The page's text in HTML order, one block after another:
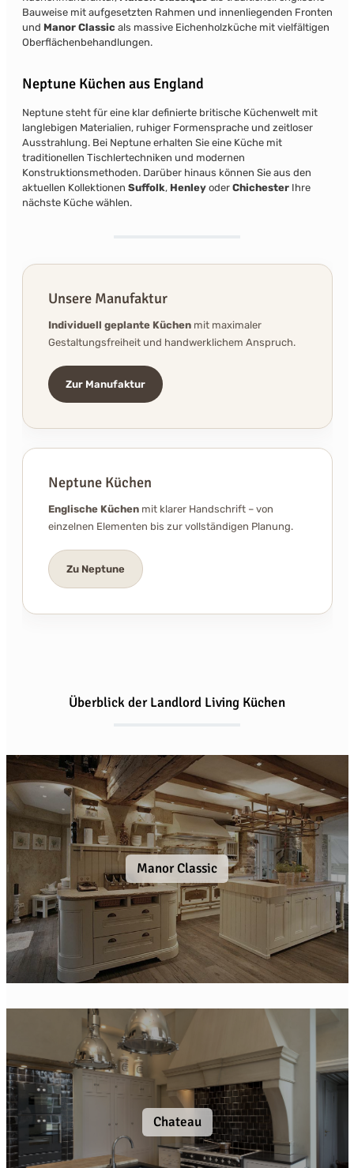
Bauweise mit aufgesetzten Rahmen und innenliegenden Fronten
und Manor Classic als massive Eichenholzküche mit vielfältigen
Oberflächenbehandlungen.
Neptune Küchen aus England
Neptune steht für eine klar definierte britische Küchenwelt mit
langlebigen Materialien, ruhiger Formensprache und zeitloser
Ausstrahlung. Bei Neptune erhalten Sie eine Küche mit
traditionellen Tischlertechniken und modernen
Konstruktionsmethoden. Darüber hinaus können Sie aus den
aktuellen Kollektionen Suffolk, Henleyoder Chichester Ihre
nächste Küche wählen.
Unsere Manufaktur
Individuell geplante Küchenmit maximaler
Gestaltungsfreiheit und handwerklichem Anspruch.
Zur Manufaktur
Neptune Küchen
Englische Küchen mit klarer Handschrift – von
einzelnen Elementen bis zur vollständigen Planung.
Zu Neptune
Überblick der Landlord Living Küchen
Manor Classic
Chateau